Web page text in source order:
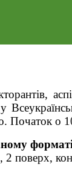
Початок о
форматі
поверх,